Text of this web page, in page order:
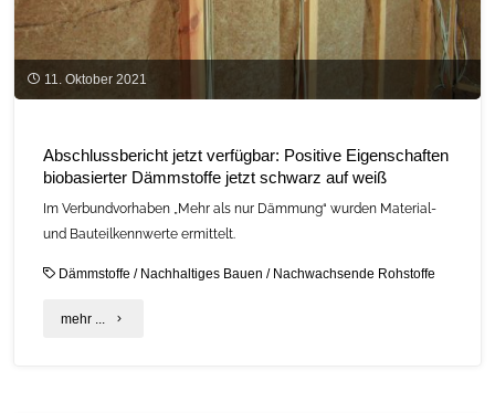
11. Oktober 2021
Abschlussbericht jetzt verfügbar: Positive Eigenschaften
biobasierter Dämmstoffe jetzt schwarz auf weiß
Im Verbundvorhaben „Mehr als nur Dämmung“ wurden Material-
und Bauteilkennwerte ermittelt.
Dämmstoffe / Nachhaltiges Bauen / Nachwachsende Rohstoffe
mehr ... "Abschlussbericht